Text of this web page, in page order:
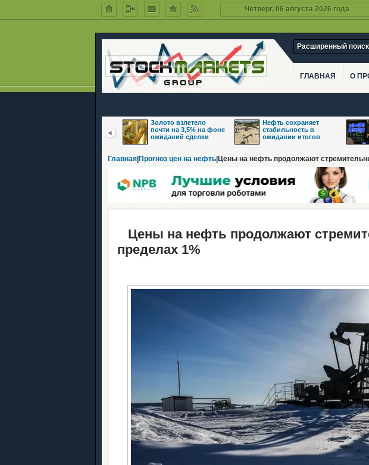
Четверг, 06 августа 2026 года
Расширенный поиск
ГЛАВНАЯ О
Золото взлетело
почти на 3,5% на фоне
ожиданий сделки
Нефть сохраняет
стабильность в
ожидании итогов
Главная Прогноз цен на нефть |Цены на нефть продолжают
Цены на нефть продолжают
пределах 1%